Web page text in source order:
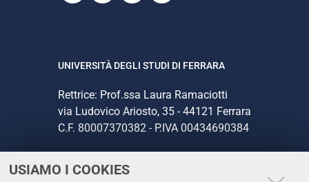
USIAMO I COOKIES
UNIVERSITÀ DEGLI STUDI DI FERRARA
Rettrice: Prof.ssa Laura Ramaciotti
via Ludovico Ariosto, 35 - 44121 Ferrara
C.F. 80007370382 - P.IVA 00434690384
CONTATTI